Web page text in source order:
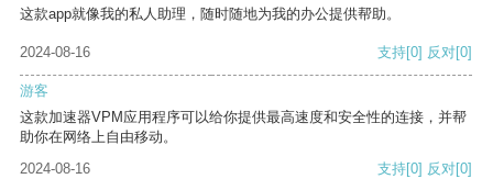
这款app就像我的私人助理，随时随地为我的办公提供帮助。
2024-08-16 支持[0] 反对[0]
游客
这款加速器VPM应用程序可以给你提供最高速度和安全性的连接，并帮
助你在网络上自由移动。
2024-08-16
支持[0] 反对[0]